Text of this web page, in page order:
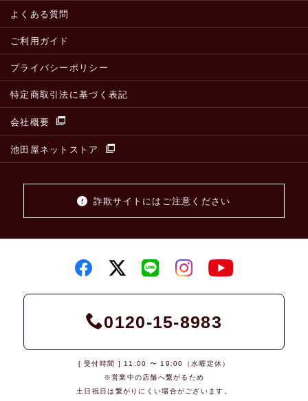
よくある質問
ご利用ガイド
プライバシーポリシー
特定商取引法に基づく表記
会社概要
池田屋ネットストア
詐欺サイトにはご注意ください
0120-15-8983
[ 受付時間 ] 11:00 〜 19:00（水曜定休）
※営業中の店舗へ繋がるため
土日祝日は繋がりにくい場合がございます。